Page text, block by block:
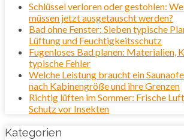
Schlüssel verloren oder gestohlen:
müssen jetzt ausgetauscht werden?
Bad ohne Fenster: Sieben typische
Lüftung und Feuchtigkeitsschutz
Fugenloses Bad planen: Materialien,
typische Fehler
Welche Leistung braucht ein
nach Kabinengröße und ihre Grenzen
Richtig lüften im Sommer: Frische
Schutz vor Insekten
Kategorien